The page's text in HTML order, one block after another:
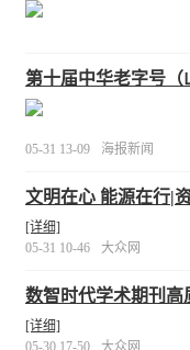
第十届中华老字号（
05-31 13-09 海报新闻
文明在心 能源在行|
展六一儿童节志愿服
[详细]
05-31 10-46
大众网
数智时代学术期刊高
（社会科学版）》创
[详细]
05-30 17-50
大众网